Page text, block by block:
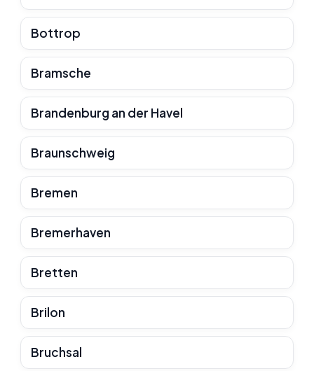
Bottrop
Bramsche
Brandenburg an der Havel
Braunschweig
Bremen
Bremerhaven
Bretten
Brilon
Bruchsal